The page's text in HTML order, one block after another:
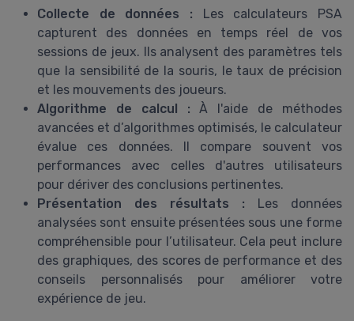
Collecte de données : Les calculateurs PSA
capturent des données en temps réel de vos
sessions de jeux. Ils analysent des paramètres tels
que la sensibilité de la souris, le taux de précision
et les mouvements des joueurs.
Algorithme de calcul : À l'aide de méthodes
avancées et d’algorithmes optimisés, le calculateur
évalue ces données. Il compare souvent vos
performances avec celles d'autres utilisateurs
pour dériver des conclusions pertinentes.
Présentation des résultats : Les données
analysées sont ensuite présentées sous une forme
compréhensible pour l’utilisateur. Cela peut inclure
des graphiques, des scores de performance et des
conseils personnalisés pour améliorer votre
expérience de jeu.